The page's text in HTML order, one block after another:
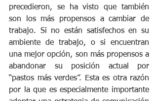
precedieron, se ha visto que también
son los más propensos a cambiar de
trabajo. Si no están satisfechos en su
ambiente de trabajo, o si encuentran
una mejor opción, son más propensos a
abandonar su posición actual por
“pastos más verdes”. Esta es otra razón
por la que es especialmente importante